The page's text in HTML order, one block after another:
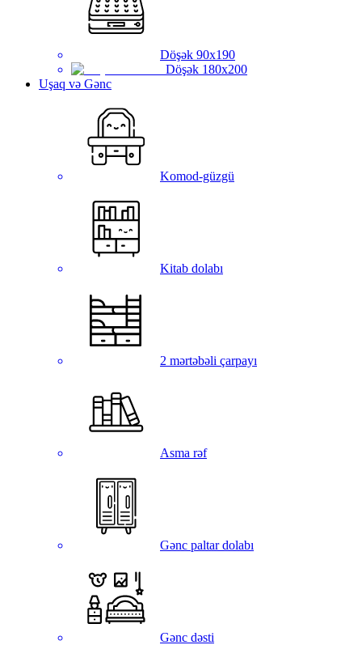
Döşək 90x190
Döşək 180x200
Uşaq və Gənc
Komod-güzgü
Kitab dolabı
2 mərtəbəli çarpayı
Asma rəf
Gənc paltar dolabı
Gənc dəsti